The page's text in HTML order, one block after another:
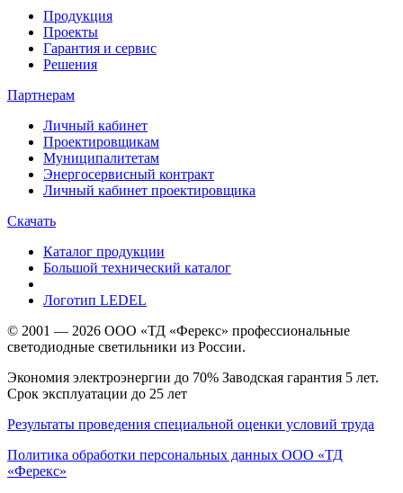
Продукция
Проекты
Гарантия и сервис
Решения
Партнерам
Личный кабинет
Проектировщикам
Муниципалитетам
Энергосервисный контракт
Личный кабинет проектировщика
Скачать
Каталог продукции
Большой технический каталог
Логотип LEDEL
© 2001 — 2026 ООО «ТД «Ферекс» профессиональные
светодиодные светильники из России.
Экономия электроэнергии до 70% Заводская гарантия 5 лет.
Срок эксплуатации до 25 лет
Результаты проведения специальной оценки условий труда
Политика обработки персональных данных ООО «ТД
«Ферекс»